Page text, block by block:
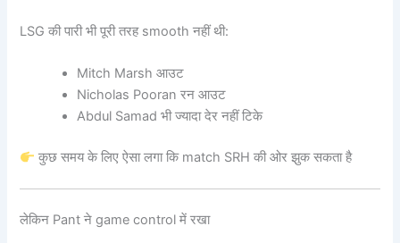
LSG की पारी भी पूरी तरह smooth नहीं थी:
Mitch Marsh आउट
Nicholas Pooran रन आउट
Abdul Samad भी ज्यादा देर नहीं टिके
कुछ समय के लिए ऐसा लगा कि match SRH की ओर झुक सकता है
लेकिन Pant ने game control में रखा